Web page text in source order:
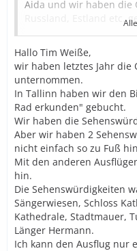
Aida und wir haben die
Russland, Estland etc.
fragen, was ihr mir für
dort etwas günstiger als
Was empfehlt ihr mir
MfG
Hallo Tim Weiße,
wir haben letztes Jahr die
unternommen.
In Tallinn haben wir den
Rad erkunden" gebucht.
Wir haben die
Aber wir haben 2
nicht einfach so zu Fuß
Mit den anderen
hin.
Die Sehenswürdigkeiten
Sängerwiesen, Schloss
Kathedrale, Stadtmauer,
Länger Hermann.
Ich kann den Ausflug nur